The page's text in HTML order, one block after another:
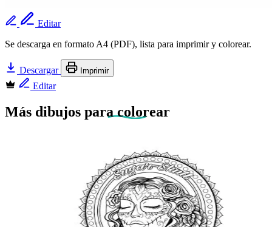
Editar
Se descarga en formato A4 (PDF), lista para imprimir y colorear.
Descargar Imprimir
Editar
Más dibujos para colorear